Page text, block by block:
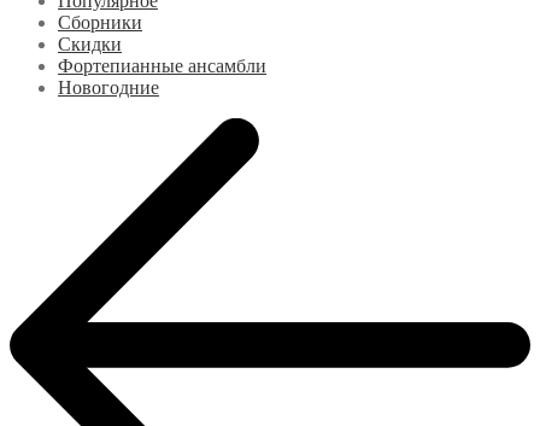
Сборники
Скидки
Фортепианные ансамбли
Новогодние